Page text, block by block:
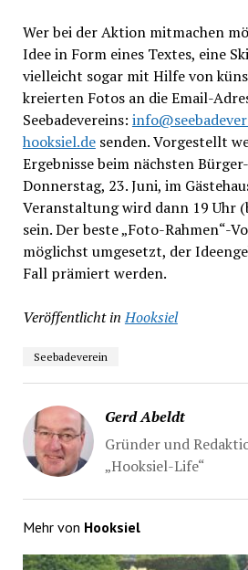
Wer bei der Aktion mitmachen
Idee in Form eines Textes, eine
vielleicht sogar mit Hilfe von
kreierten Fotos an die Email-
Seebadevereins:
hooksiel.desenden. Vorgestellt
Ergebnisse beim nächsten
Donnerstag, 23. Juni, im
Veranstaltung wird dann 19 Uhr
sein. Der beste „Foto-Rahmen“-
möglichst umgesetzt, der
Fall prämiert werden.
Veröffentlicht in Hooksiel
Seebadeverein
Gerd Abeldt
Gründer und
„Hooksiel-Life“
Mehr von Hooksiel